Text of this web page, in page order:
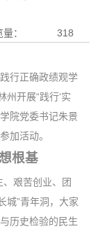
： 318
行正确政绩观学
开展“践行‘实
院党委书记朱景
加活动。
根基
艰苦创业、团
城”青年洞，大家
历史检验的民生